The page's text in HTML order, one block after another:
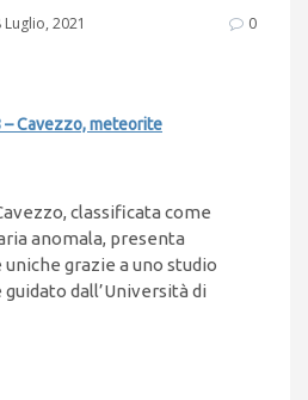
Luglio, 2021 0
– Cavezzo, meteorite
classificata come
anomala, presenta
grazie a uno studio
dall’Università di